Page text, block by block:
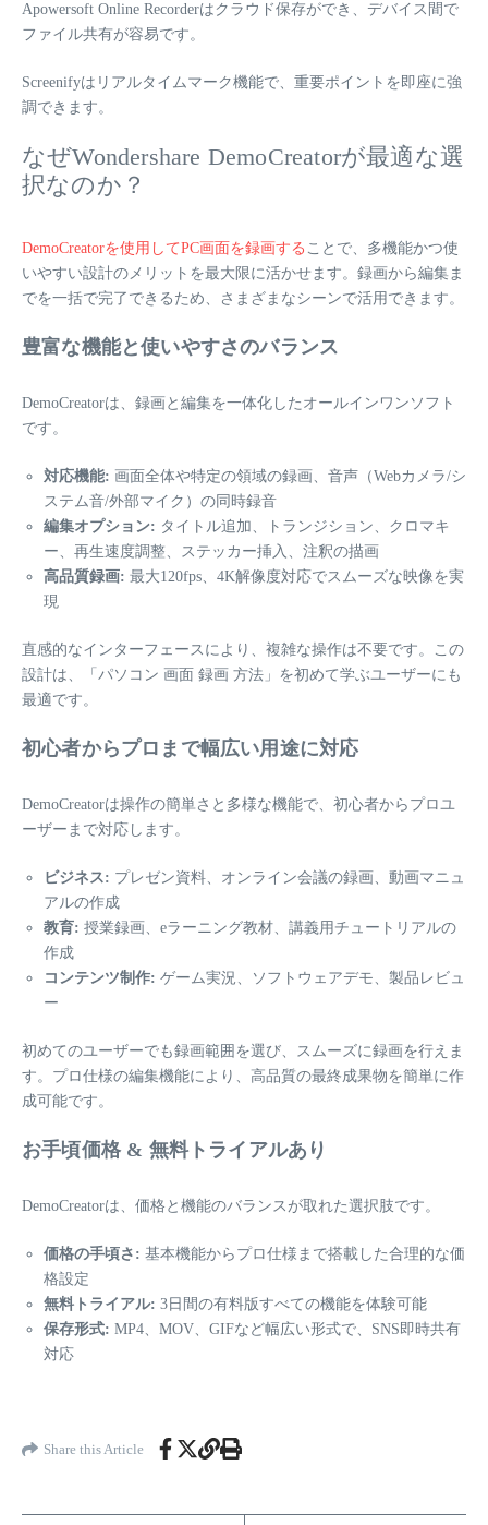
Apowersoft Online Recorderはクラウド保存ができ、デバイス間で
ファイル共有が容易です。
Screenifyはリアルタイムマーク機能で、重要ポイントを即座に強
調できます。
なぜWondershare DemoCreatorが最適な選
択なのか？
DemoCreatorを使用してPC画面を録画する ことで、多機能かつ使
いやすい設計のメリットを最大限に活かせます。録画から編集ま
でを一括で完了できるため、さまざまなシーンで活用できます。
豊富な機能と使いやすさのバランス
DemoCreatorは、録画と編集を一体化したオールインワンソフト
です。
対応機能: 画面全体や特定の領域の録画、音声（Webカメラ/シ
ステム音/外部マイク）の同時録音
編集オプション: タイトル追加、トランジション、クロマキ
ー、再生速度調整、ステッカー挿入、注釈の描画
高品質録画: 最大120fps、4K解像度対応でスムーズな映像を実
現
直感的なインターフェースにより、複雑な操作は不要です。この
設計は、「パソコン 画面 録画 方法」を初めて学ぶユーザーにも
最適です。
初心者からプロまで幅広い用途に対応
DemoCreatorは操作の簡単さと多様な機能で、初心者からプロユ
ーザーまで対応します。
ビジネス: プレゼン資料、オンライン会議の録画、動画マニュ
アルの作成
教育: 授業録画、eラーニング教材、講義用チュートリアルの
作成
コンテンツ制作: ゲーム実況、ソフトウェアデモ、製品レビュ
ー
初めてのユーザーでも録画範囲を選び、スムーズに録画を行えま
す。プロ仕様の編集機能により、高品質の最終成果物を簡単に作
成可能です。
お手頃価格 & 無料トライアルあり
DemoCreatorは、価格と機能のバランスが取れた選択肢です。
価格の手頃さ: 基本機能からプロ仕様まで搭載した合理的な価
格設定
無料トライアル: 3日間の有料版すべての機能を体験可能
保存形式: MP4、MOV、GIFなど幅広い形式で、SNS即時共有
対応
Share this Article